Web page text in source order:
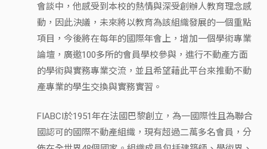
會談中，他感受到本校的熱情與深受創辦人教育理念感
動，因此決議，未來將以教育為該組織發展的一個重點
項目，今後將在每年的國際年會上，增加一個學術專業
論壇，廣邀100多所的會員學校參與，進行不動產方面
的學術與實務專業交流，並且希望藉此平台來推動不動
產專業的學生交換與實務實習。
FIABCI於1951年在法國巴黎創立，為一國際性且為聯合
國認可的國際不動產組織，現有超過二萬多名會員，分